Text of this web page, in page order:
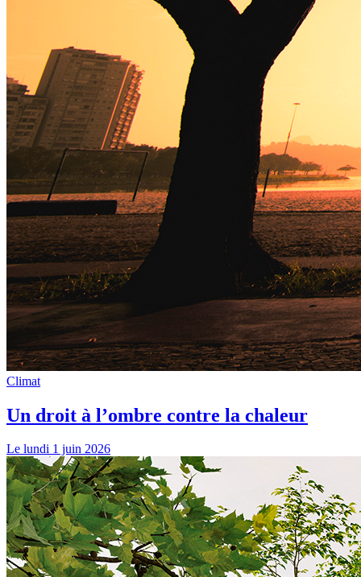
Climat
Un droit à l’ombre contre la chaleur
Le lundi 1 juin 2026